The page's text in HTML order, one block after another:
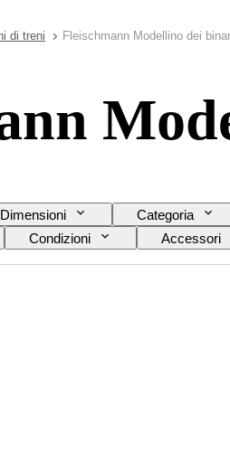
di treni Fleischmann Modellino dei
Dimensioni Categoria
Condizioni Accessori